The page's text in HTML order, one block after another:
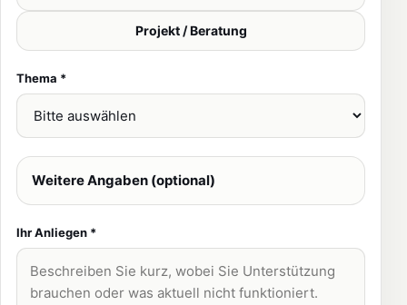
Projekt / Beratung
Thema *
Weitere Angaben (optional)
Ihr Anliegen *